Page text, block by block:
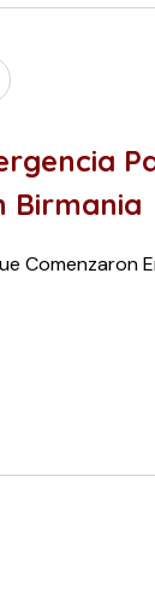
Birmania
Comenzaron